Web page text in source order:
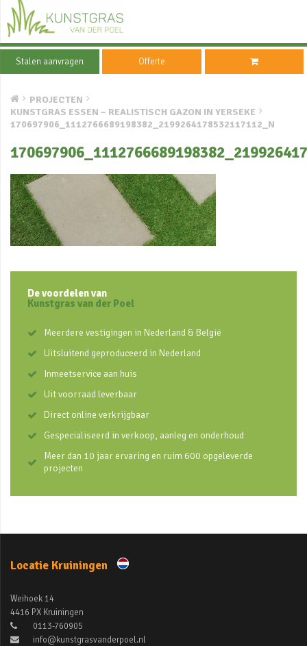
Stalen aanvragen Offerte
PROJECTEN
KUNSTGRAS ESSEN – REALISTISCH GAZON IN YERSEKE
170697906_1112766689198382_2199264178532117112_N
De voordelen van
Kunstgras van der Poel
Meerdere vestigingen in Nederland & België
Uitsluitend geproduceerd in Nederland
Inmeetservice aan huis
Uit voorraad leverbaar
Direct online verkrijgbaar
Gespecialiseerd in verkoop, aanleg en onderhoud
Meer dan 10 jaar ervaring en ruim 600 opgeleverde
projecten
Locatie Kruiningen
Weihoek 14
4416 PX Kruiningen
0113-760905
info@kunstgrasvanderpoel.nl